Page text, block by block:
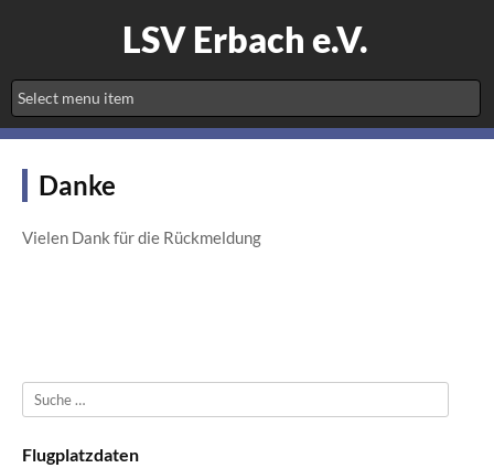
LSV Erbach e.V.
Danke
Vielen Dank für die Rückmeldung
Suche
Flugplatzdaten